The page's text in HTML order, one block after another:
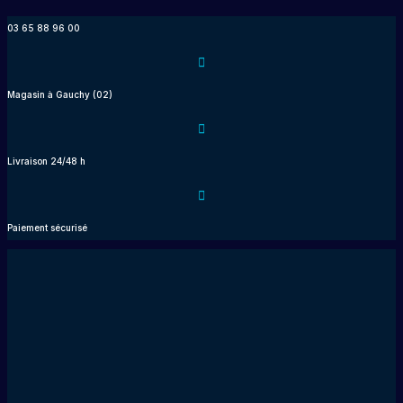
03 65 88 96 00
Magasin à Gauchy (02)
Livraison 24/48 h
Paiement sécurisé